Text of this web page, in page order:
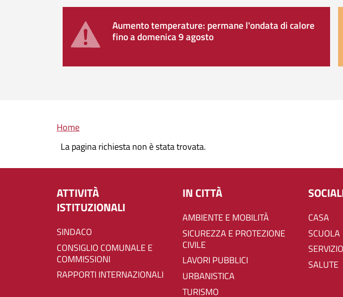
Aumento temperature: permane l'ondata di calore
fino a domenica 9 agosto
Briciole di pane
Home
La pagina richiesta non è stata trovata.
ATTIVITÀ
ISTITUZIONALI
SINDACO
CONSIGLIO COMUNALE E
COMMISSIONI
RAPPORTI INTERNAZIONALI
IN CITTÀ
AMBIENTE E MOBILITÀ
SICUREZZA E PROTEZIONE
CIVILE
LAVORI PUBBLICI
URBANISTICA
TURISMO
CASA
SCUOLA
SALUTE